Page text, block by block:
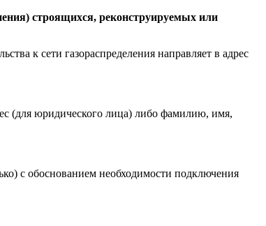
строящихся, реконструируемых или
к сети газораспределения направляет в адрес
(для юридического лица) либо фамилию, имя,
с обоснованием необходимости подключения